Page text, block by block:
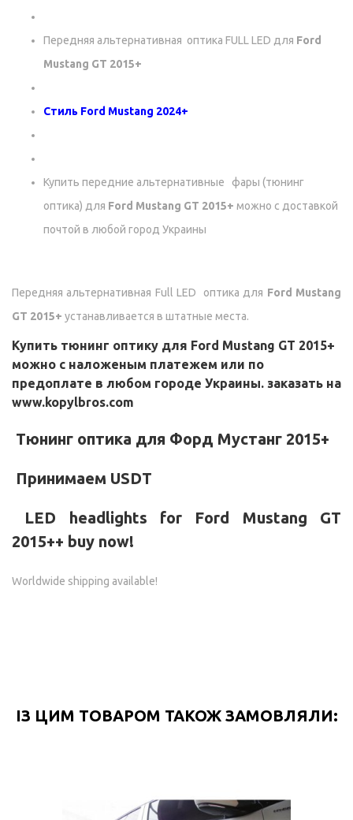
Передняя альтернативная оптика FULL LED для Ford
Mustang GT 2015+
Стиль Ford Mustang 2024+
Купить передние альтернативные фары (тюнинг
оптика) для Ford Mustang GT 2015+ можно с доставкой
почтой в любой город Украины
Передняя альтернативная Full LED оптика для Ford Mustang
GT 2015+ устанавливается в штатные места.
Купить тюнинг оптику для Ford Mustang GT 2015+
можно с наложеным платежем или по
предоплате в любом городе Украины. заказать на
www.kopylbros.com
Тюнинг оптика для Форд Мустанг 2015+
Принимаем USDT
LED headlights for Ford Mustang GT
2015++ buy now!
Worldwide shipping available!
ІЗ ЦИМ ТОВАРОМ ТАКОЖ ЗАМОВЛЯЛИ: